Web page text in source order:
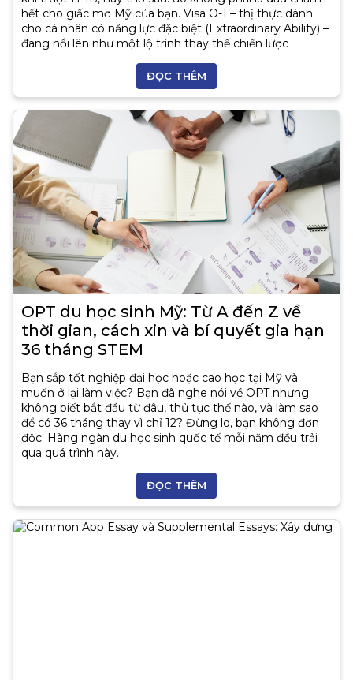
hết cho giấc mơ Mỹ của bạn. Visa O-1 – thị thực dành
cho cá nhân có năng lực đặc biệt (Extraordinary Ability) –
đang nổi lên như một lộ trình thay thế chiến lược
ĐỌC THÊM
OPT du học sinh Mỹ: Từ A đến Z về
thời gian, cách xin và bí quyết gia hạn
36 tháng STEM
Bạn sắp tốt nghiệp đại học hoặc cao học tại Mỹ và
muốn ở lại làm việc? Bạn đã nghe nói về OPT nhưng
không biết bắt đầu từ đâu, thủ tục thế nào, và làm sao
để có 36 tháng thay vì chỉ 12? Đừng lo, bạn không đơn
độc. Hàng ngàn du học sinh quốc tế mỗi năm đều trải
qua quá trình này.
ĐỌC THÊM